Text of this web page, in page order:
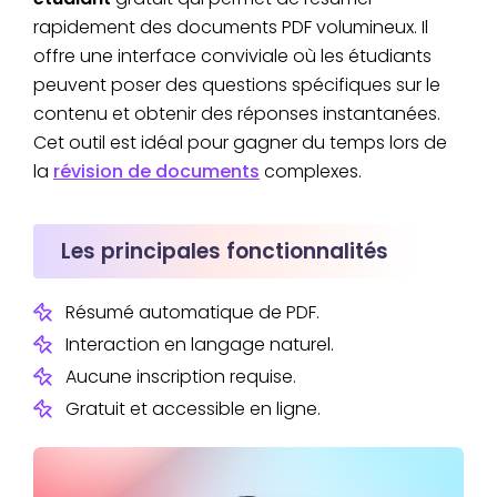
8. Yiaho
et gestion de
notes
d'images,
assistance
éducative
9. DALL·E 3
#Contenu
multimédia
Génération
d'images à
partir de texte,
10.
Microsoft
multimédia
Conception
assistée par IA,
personnalisables
rapidement des documents PDF volumineux. Il
offre une interface conviviale où les étudiants
peuvent poser des questions spécifiques sur le
contenu et obtenir des réponses instantanées.
Cet outil est idéal pour gagner du temps lors de
la révision de documents complexes.
Les principales fonctionnalités
Résumé automatique de PDF.
Interaction en langage naturel.
Aucune inscription requise.
Gratuit et accessible en ligne.